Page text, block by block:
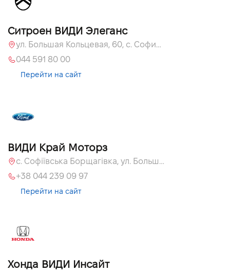
Ситроен ВИДИ Элеганс
ул. Большая Кольцевая, 60, с. Софиевская Борщаговка, Киевская обл., 08131
044 591 80 00
Перейти на сайт
ВИДИ Край Моторз
с. Софіївська Борщагівка, ул. Большая Кольцевая, 60а
+38 044 239 09 97
Перейти на сайт
Хонда ВИДИ Инсайт